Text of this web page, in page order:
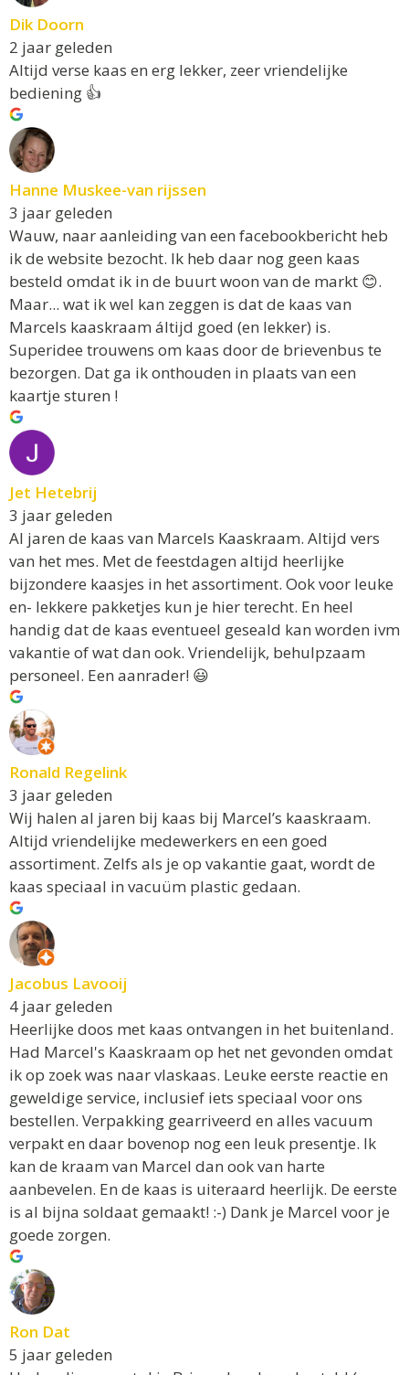
Dik Doorn
2 jaar geleden
Altijd verse kaas en erg lekker, zeer vriendelijke
bediening 👍
Hanne Muskee-van rijssen
3 jaar geleden
Wauw, naar aanleiding van een facebookbericht heb
ik de website bezocht. Ik heb daar nog geen kaas
besteld omdat ik in de buurt woon van de markt 😊.
Maar... wat ik wel kan zeggen is dat de kaas van
Marcels kaaskraam áltijd goed (en lekker) is.
Superidee trouwens om kaas door de brievenbus te
bezorgen. Dat ga ik onthouden in plaats van een
kaartje sturen !
Jet Hetebrij
3 jaar geleden
Al jaren de kaas van Marcels Kaaskraam. Altijd vers
van het mes. Met de feestdagen altijd heerlijke
bijzondere kaasjes in het assortiment. Ook voor leuke
en- lekkere pakketjes kun je hier terecht. En heel
handig dat de kaas eventueel geseald kan worden ivm
vakantie of wat dan ook. Vriendelijk, behulpzaam
personeel. Een aanrader! 😃
Ronald Regelink
3 jaar geleden
Wij halen al jaren bij kaas bij Marcel’s kaaskraam.
Altijd vriendelijke medewerkers en een goed
assortiment. Zelfs als je op vakantie gaat, wordt de
kaas speciaal in vacuüm plastic gedaan.
Jacobus Lavooij
4 jaar geleden
Heerlijke doos met kaas ontvangen in het buitenland.
Had Marcel's Kaaskraam op het net gevonden omdat
ik op zoek was naar vlaskaas. Leuke eerste reactie en
geweldige service, inclusief iets speciaal voor ons
bestellen. Verpakking gearriveerd en alles vacuum
verpakt en daar bovenop nog een leuk presentje. Ik
kan de kraam van Marcel dan ook van harte
aanbevelen. En de kaas is uiteraard heerlijk. De eerste
is al bijna soldaat gemaakt! :-) Dank je Marcel voor je
goede zorgen.
Ron Dat
5 jaar geleden